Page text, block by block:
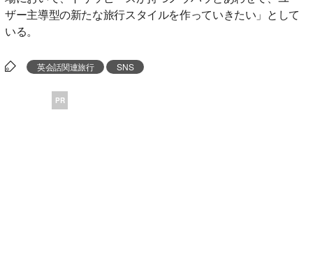
ザー主導型の新たな旅行スタイルを作っていきたい」として
いる。
英会話関連旅行 SNS
PR